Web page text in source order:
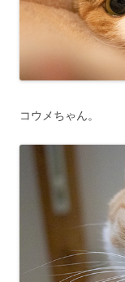
コウメちゃん。